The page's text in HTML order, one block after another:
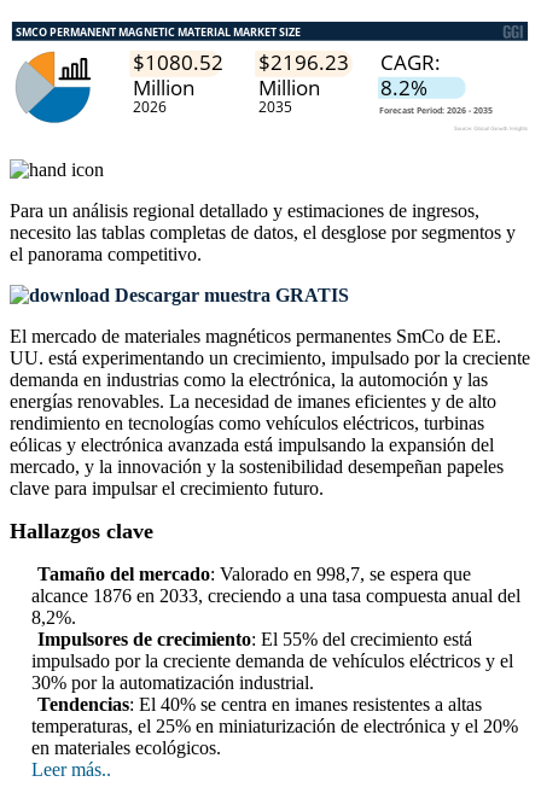
Para un análisis regional detallado y estimaciones de ingresos,
necesito las tablas completas de datos, el desglose por segmentos y
el panorama competitivo.
Descargar muestra GRATIS
El mercado de materiales magnéticos permanentes SmCo de EE.
UU. está experimentando un crecimiento, impulsado por la creciente
demanda en industrias como la electrónica, la automoción y las
energías renovables. La necesidad de imanes eficientes y de alto
rendimiento en tecnologías como vehículos eléctricos, turbinas
eólicas y electrónica avanzada está impulsando la expansión del
mercado, y la innovación y la sostenibilidad desempeñan papeles
clave para impulsar el crecimiento futuro.
Hallazgos clave
Tamaño del mercado: Valorado en 998,7, se espera que
alcance 1876 en 2033, creciendo a una tasa compuesta anual del
8,2%.
Impulsores de crecimiento: El 55% del crecimiento está
impulsado por la creciente demanda de vehículos eléctricos y el
30% por la automatización industrial.
Tendencias: El 40% se centra en imanes resistentes a altas
temperaturas, el 25% en miniaturización de electrónica y el 20%
en materiales ecológicos.
Leer más..